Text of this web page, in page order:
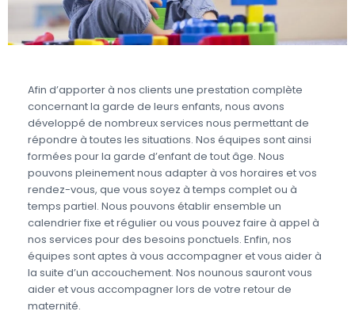
Afin d’apporter à nos clients une prestation complète
concernant la garde de leurs enfants, nous avons
développé de nombreux services nous permettant de
répondre à toutes les situations. Nos équipes sont ainsi
formées pour la garde d’enfant de tout âge. Nous
pouvons pleinement nous adapter à vos horaires et vos
rendez-vous, que vous soyez à temps complet ou à
temps partiel. Nous pouvons établir ensemble un
calendrier fixe et régulier ou vous pouvez faire à appel à
nos services pour des besoins ponctuels. Enfin, nos
équipes sont aptes à vous accompagner et vous aider à
la suite d’un accouchement. Nos nounous sauront vous
aider et vous accompagner lors de votre retour de
maternité.